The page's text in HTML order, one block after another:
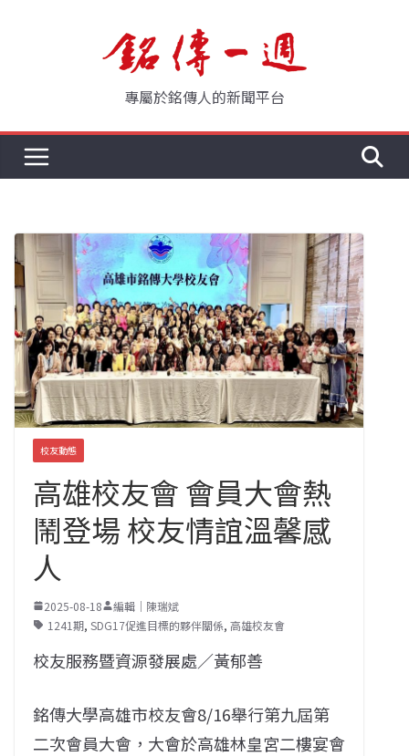
專屬於銘傳人的新聞平台
校友動態
高雄校友會 會員大會熱
鬧登場 校友情誼溫馨感
人
2025-08-18
編輯｜陳瑞斌
1241期, SDG17促進目標的夥伴關係, 高雄校友會
校友服務暨資源發展處／黃郁善
銘傳大學高雄市校友會8/16舉行第九屆第
二次會員大會，大會於高雄林皇宮二樓宴會